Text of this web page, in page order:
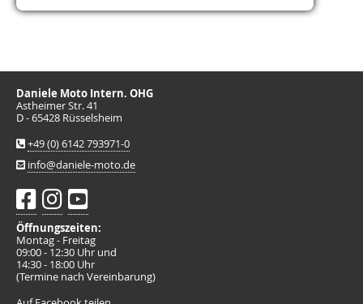
Daniele Moto Intern. OHG
Astheimer Str. 41
D - 65428 Rüsselsheim
+49 (0) 6142 793971-0
info@daniele-moto.de
Öffnungszeiten:
Montag - Freitag
09:00 - 12:30 Uhr und
14:30 - 18:00 Uhr
(Termine nach Vereinbarung)